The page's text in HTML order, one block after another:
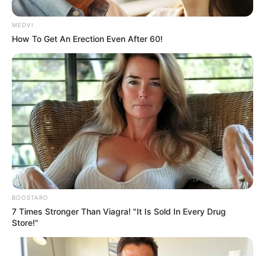
MEDVI
How To Get An Erection Even After 60!
BOOSTARO
7 Times Stronger Than Viagra! "It Is Sold In Every Drug
Store!"